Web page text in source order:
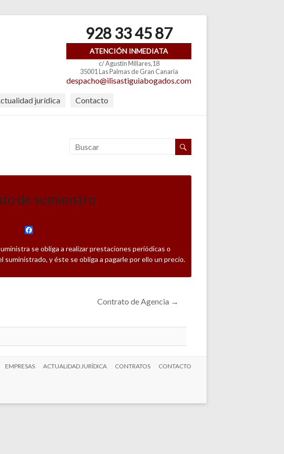
928 33 45 87
ATENCIÓN INMEDIATA
c/ Agustín Millares,18
35001 Las Palmas de Gran Canaria
despacho@ilisastiguiabogados.com
jurídica Contacto
de suministro
c
e
b
o
se obliga a realizar prestaciones periódicas o
suministrado, y éste se obliga a pagarle por ello un precio.
Contrato de Agencia →
EMPRESAS ACTUALIDAD JURÍDICA CONTRATOS CONTACTO